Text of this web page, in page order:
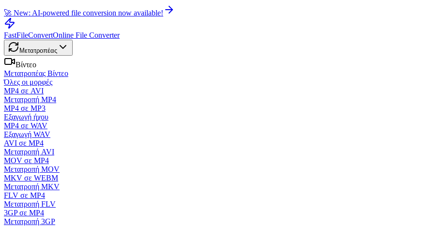
🚀 New: AI-powered file conversion now available!
FastFileConvertOnline File Converter
Μετατροπέας
Βίντεο
Μετατροπέας Βίντεο
Όλες οι μορφές
MP4 σε AVI
Μετατροπή MP4
MP4 σε MP3
Εξαγωγή ήχου
MP4 σε WAV
Εξαγωγή WAV
AVI σε MP4
Μετατροπή AVI
MOV σε MP4
Μετατροπή MOV
MKV σε WEBM
Μετατροπή MKV
FLV σε MP4
Μετατροπή FLV
3GP σε MP4
Μετατροπή 3GP